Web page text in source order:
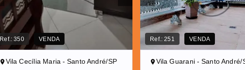
Ref.:350 VENDA
Vila Cecília Maria - Santo André/SP
Ref.:251 VENDA
Vila Guarani - Santo André/